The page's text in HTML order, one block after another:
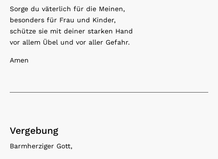
Sorge du väterlich für die Meinen,
besonders für Frau und Kinder,
schütze sie mit deiner starken Hand
vor allem Übel und vor aller Gefahr.
Amen
Vergebung
Barmherziger Gott,